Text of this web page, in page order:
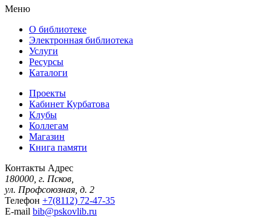
Меню
О библиотеке
Электронная библиотека
Услуги
Ресурсы
Каталоги
Проекты
Кабинет Курбатова
Клубы
Коллегам
Магазин
Книга памяти
Контакты Адрес
180000, г. Псков,
ул. Профсоюзная, д. 2
Телефон +7(8112) 72-47-35
E-mail bib@pskovlib.ru